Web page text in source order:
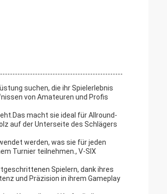
suchen, die ihr Spielerlebnis
von Amateuren und Profis
macht sie ideal für Allround-
auf der Unterseite des Schlägers
werden, was sie für jeden
Turnier teilnehmen., V-SIX
Spielern, dank ihres
und Präzision in ihrem Gameplay